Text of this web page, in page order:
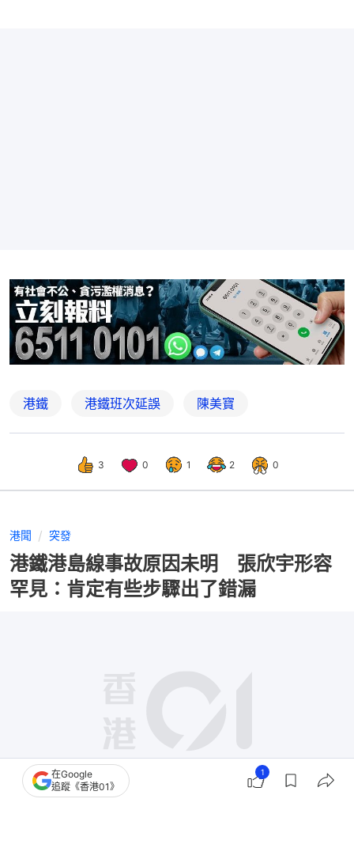
港鐵 港鐵班次延誤 陳美寶
3 0 1 2 0
港聞 突發
港鐵港島線事故原因未明 張欣宇形容
罕見：肯定有些步驟出了錯漏
在Google
追蹤《香港01》
1